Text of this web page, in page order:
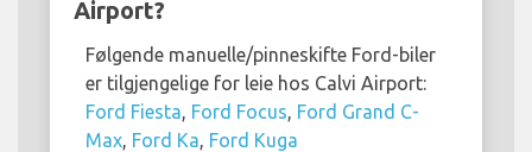
Airport?
Følgende manuelle/pinneskifte Ford-biler
er tilgjengelige for leie hos Calvi Airport:
Ford Fiesta Ford Focus Ford Grand C-
Max Ford Ka Ford Kuga